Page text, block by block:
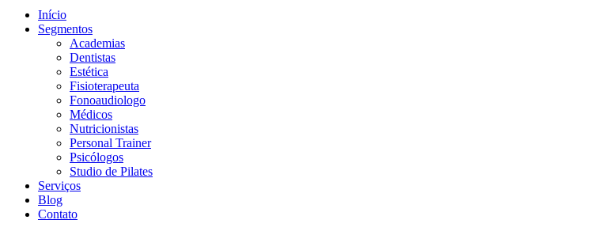
Início
Segmentos
Academias
Dentistas
Estética
Fisioterapeuta
Fonoaudiologo
Médicos
Nutricionistas
Personal Trainer
Psicólogos
Studio de Pilates
Serviços
Blog
Contato